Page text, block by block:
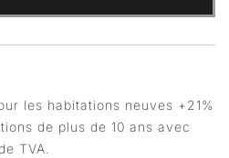
les habitations neuves +21%
de plus de 10 ans avec
TVA.